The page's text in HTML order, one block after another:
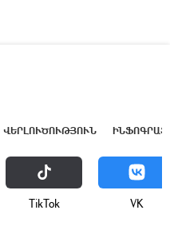
ՎԵՐԼՈՒԾՈՒԹՅՈՒՆ
ТikТоk VK